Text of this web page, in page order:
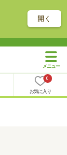
開く
0
お気に入り